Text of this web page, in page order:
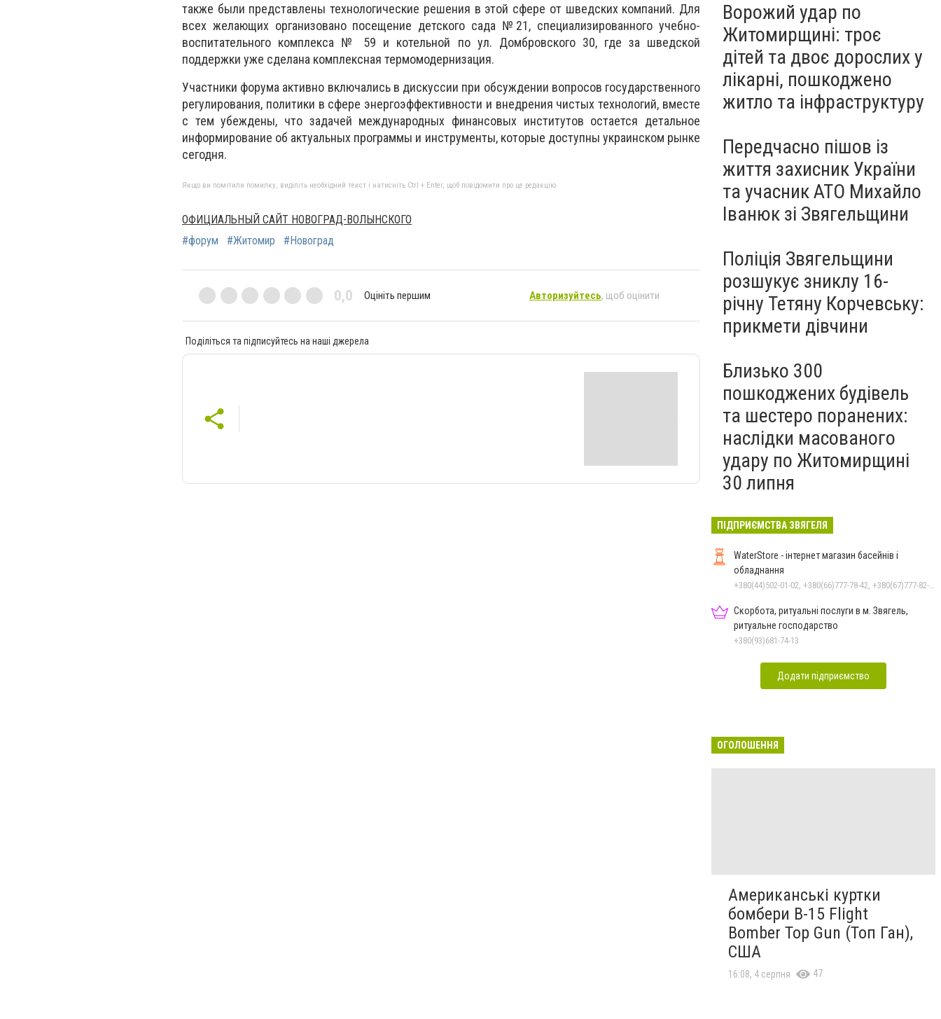
также были представлены технологические решения в этой сфере от шведских компаний. Для
всех желающих организовано посещение детского сада №21, специализированного учебно-
воспитательного комплекса № 59 и котельной по ул. Домбровского 30, где за шведской
поддержки уже сделана комплексная термомодернизация.
Участники форума активно включались в дискуссии при обсуждении вопросов государственного
регулирования, политики в сфере энергоэффективности и внедрения чистых технологий, вместе
с тем убеждены, что задачей международных финансовых институтов остается детальное
информирование об актуальных программы и инструменты, которые доступны украинском рынке
сегодня.
Якщо ви помітили помилку, виділіть необхідний текст і натисніть Ctrl + Enter, щоб повідомити про це редакцію
ОФИЦИАЛЬНЫЙ САЙТ НОВОГРАД-ВОЛЫНСКОГО
#форум
#Житомир #Новоград
0,0 Оцініть першим Авторизуйтесь, щоб оцінити
Поділіться та підписуйтесь на наші джерела
Ворожий удар по
Житомирщині: троє
дітей та двоє дорослих у
лікарні, пошкоджено
житло та інфраструктуру
Передчасно пішов із
життя захисник України
та учасник АТО Михайло
Іванюк зі Звягельщини
Поліція Звягельщини
розшукує зниклу 16-
річну Тетяну Корчевську:
прикмети дівчини
Близько 300
пошкоджених будівель
та шестеро поранених:
наслідки масованого
удару по Житомирщині
30 липня
ПІДПРИЄМСТВА ЗВЯГЕЛЯ
WaterStore - інтернет магазин басейнів і
обладнання
+380(44)502-01-02, +380(66)777-78-42, +380(67)777-82-19, +380(67)890-80-80, +380(73)890-80-80, +380(44)502-01-03
Скорбота, ритуальні послуги в м. Звягель,
ритуальне господарство
+380(93)681-74-13
Додати підприємство
ОГОЛОШЕННЯ
Американські куртки
бомбери B-15 Flight
Bomber Top Gun (Топ Ган),
США
16:08, 4 серпня 47